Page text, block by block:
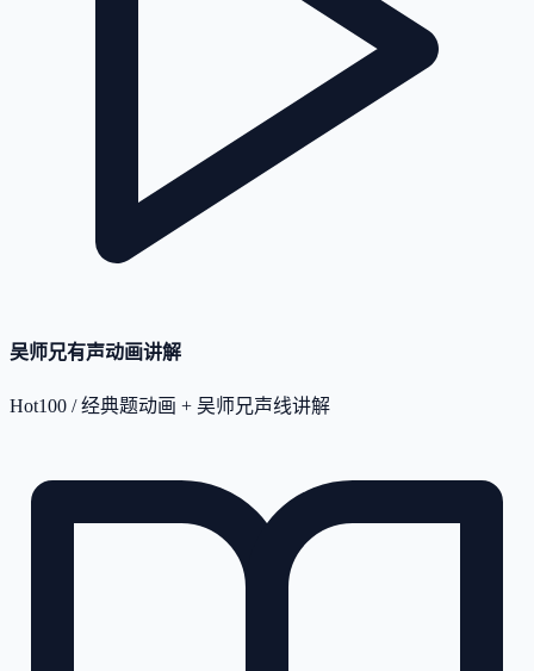
吴师兄有声动画讲解
Hot100 / 经典题动画 + 吴师兄声线讲解